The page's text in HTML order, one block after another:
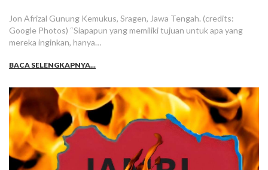
Jon Afrizal Gunung Kemukus, Sragen, Jawa Tengah. (credits:
Google Photos) “Siapapun yang memiliki tujuan untuk apa yang
mereka inginkan, hanya…
BACA SELENGKAPNYA...